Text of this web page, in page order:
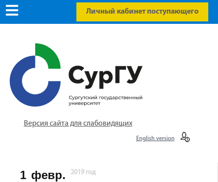
Личный кабинет поступающего
Версия сайта для слабовидящих
English version
1 февр. 2019 год